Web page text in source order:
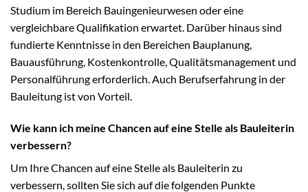
Studium im Bereich Bauingenieurwesen oder eine
vergleichbare Qualifikation erwartet. Darüber hinaus sind
fundierte Kenntnisse in den Bereichen Bauplanung,
Bauausführung, Kostenkontrolle, Qualitätsmanagement und
Personalführung erforderlich. Auch Berufserfahrung in der
Bauleitung ist von Vorteil.
Wie kann ich meine Chancen auf eine Stelle als Bauleiterin
verbessern?
Um Ihre Chancen auf eine Stelle als Bauleiterin zu
verbessern, sollten Sie sich auf die folgenden Punkte